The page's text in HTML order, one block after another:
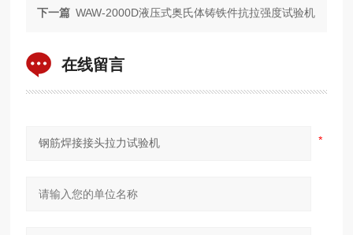
下一篇 WAW-2000D液压式奥氏体铸铁件抗拉强度试验机
在线留言